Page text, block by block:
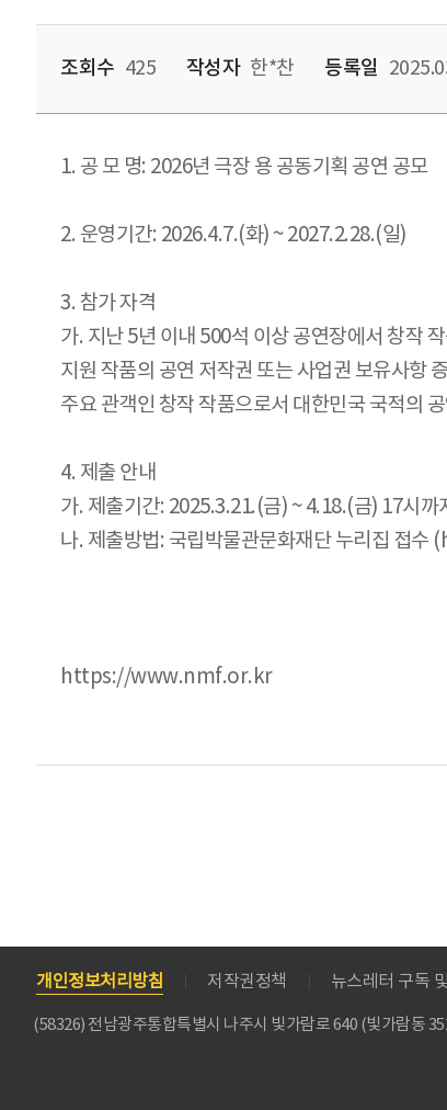
조회수 425 작성자 한*찬 등록일
1. 공 모 명: 2026년 극장 용 공동기획 공연 공모
2. 운영기간: 2026.4.7.(화) ~ 2027.2.28.(일)
3. 참가 자격
가. 지난 5년 이내 500석 이상 공연장에서 창작
지원 작품의 공연 저작권 또는 사업권 보유사항
주요 관객인 창작 작품으로서 대한민국 국적의 공
4. 제출 안내
가. 제출기간: 2025.3.21.(금) ~ 4.18.(금) 17시까
나. 제출방법: 국립박물관문화재단 누리집
https://www.nmf.or.kr
개인정보처리방침 저작권정책 뉴스레터 구독
(58326) 전남광주통합특별시 나주시 빛가람로 640 (빛가람동